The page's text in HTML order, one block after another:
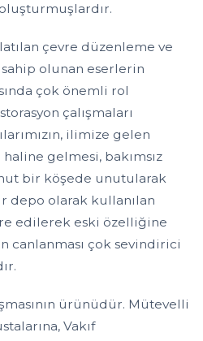
çevre düzenleme ve
sahip olunan eserlerin
çok önemli rol
çalışmaları
ilimize gelen
gelmesi, bakımsız
bir köşede unutularak
depo olarak kullanılan
edilerek eski özelliğine
canlanması çok sevindirici
ürünüdür. Mütevelli
Vakıf